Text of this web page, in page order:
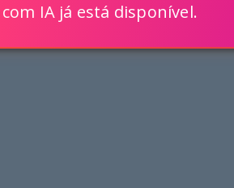
SOLUÇÕES WEB 80% MAIS RÁPIDO COM O
IA já está disponível.